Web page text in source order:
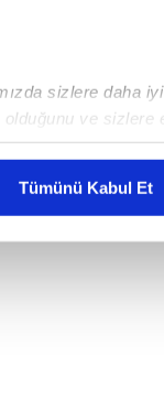
sizlere daha
ve sizlere
ve sizlere yönelik
Tümünü Kabul Et